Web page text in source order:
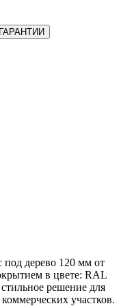
ГАРАНТИИ
под дерево 120 мм от
в цвете: RAL
решение для
участков.